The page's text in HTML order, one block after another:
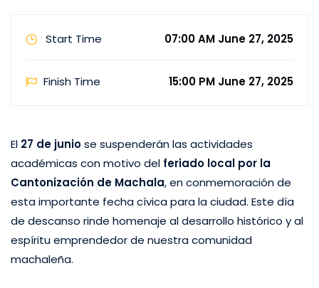
Start Time 07:00 AM June 27, 2025
Finish Time 15:00 PM June 27, 2025
El 27 de juniose suspenderán las actividades
académicas con motivo del feriado local por la
Cantonización de Machala, en conmemoración de
esta importante fecha cívica para la ciudad. Este día
de descanso rinde homenaje al desarrollo histórico y al
espíritu emprendedor de nuestra comunidad
machaleña.